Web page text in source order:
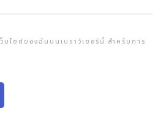
บไซต์ของฉันบนเบราว์เซอร์นี้ สำหรับการ